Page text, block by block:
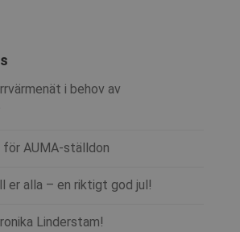
i behov av
AUMA-ställdon
er alla – en riktigt god jul!
Linderstam!